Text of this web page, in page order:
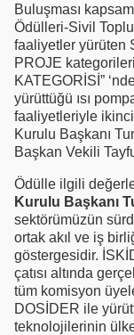
Buluşması
Ödülleri-Sivil
faaliyetler yürüten
PROJE
KATEGORİSİ”
yürüttüğü ısı
faaliyetleriyle
Kurulu Başkanı
Başkan Vekili
Ödülle ilgili
Kurulu Başkanı
sektörümüzün
ortak akıl ve iş
göstergesidir.
çatısı altında
tüm komisyon
DOSİDER ile
teknolojilerinin